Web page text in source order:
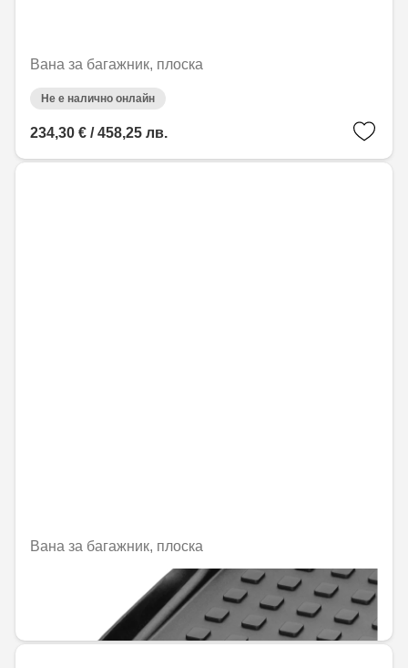
Вана за багажник, плоска
Не е налично онлайн
234,30 € / 458,25 лв.
Вана за багажник, плоска
144,00 € / 281,64 лв.